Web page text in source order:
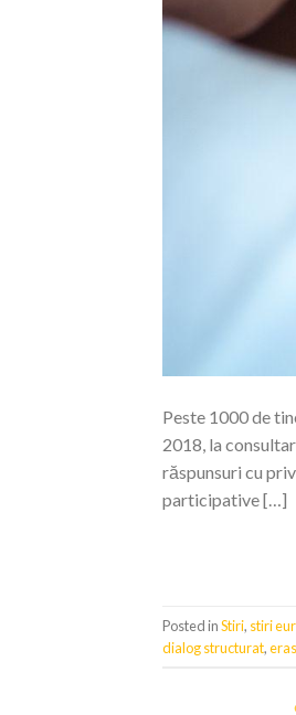
Peste 1000 de
2018, la
răspunsuri cu
participative […]
Posted inStiri, stiri
dialog structurat,